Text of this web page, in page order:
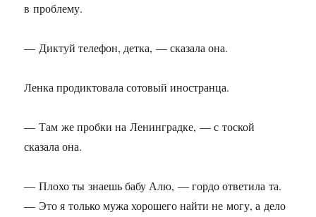
в проблему.
— Диктуй телефон, детка, — сказала она.
Ленка продиктовала сотовый иностранца.
— Там же пробки на Ленинградке, — с тоской
сказала она.
— Плохо ты знаешь бабу Алю, — гордо ответила та.
— Это я только мужа хорошего найти не могу, а дело